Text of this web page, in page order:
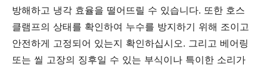
방해하고 냉각 효율을 떨어뜨릴 수 있습니다. 또한 호스
클램프의 상태를 확인하여 누수를 방지하기 위해 조이고
안전하게 고정되어 있는지 확인하십시오. 그리고 베어링
또는 씰 고장의 징후일 수 있는 부식이나 특이한 소리가